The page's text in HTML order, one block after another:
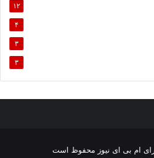
۱۲
۴
۳
۳
ام بی ای نیوز محفوظ است